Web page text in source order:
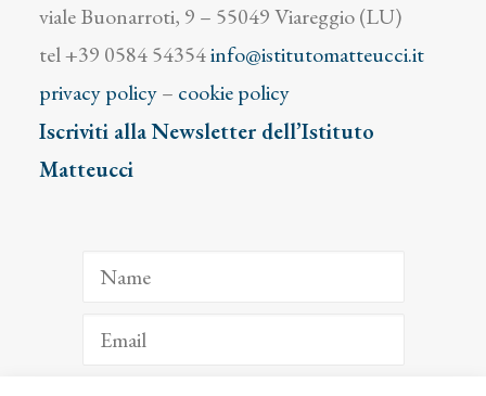
viale Buonarroti, 9 – 55049 Viareggio (LU)
tel +39 0584 54354info@istitutomatteucci.it
privacy policy– cookie policy
Iscriviti alla Newsletter dell’Istituto
Matteucci